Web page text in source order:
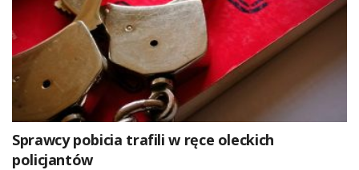
Sprawcy pobicia trafili w ręce oleckich
policjantów